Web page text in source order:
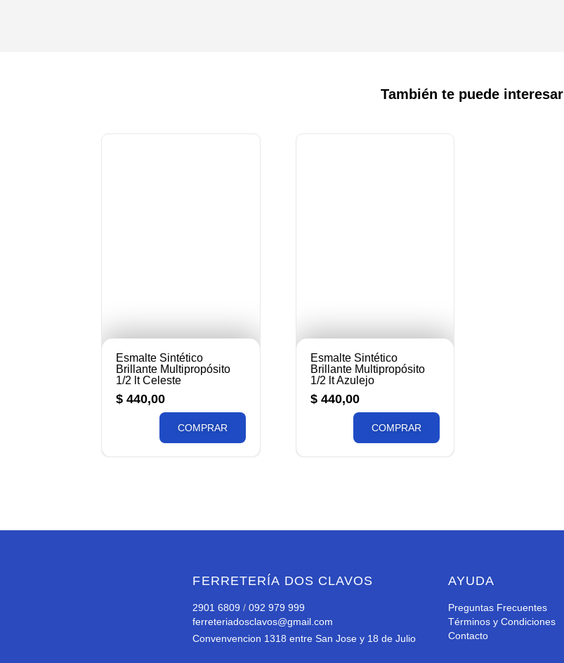
También te puede interesar
Esmalte Sintético
Brillante Multipropósito
1/2 lt Celeste
$ 440,00
COMPRAR
Esmalte Sintético
Brillante Multipropósito
1/2 lt Azulejo
$440,00
COMPRAR
FERRETERÍA DOS CLAVOS
2901 6809 /092 979 999
ferreteriadosclavos@gmail.com
Convenvencion 1318 entre San Jose y 18 de Julio
AYUDA
Preguntas Frecuentes
Términos y Condiciones
Contacto